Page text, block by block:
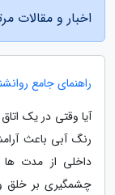
اخبار و مقالات
راهنمای جامع
آیا وقتی در یک
رنگ آبی باعث
داخلی از مدت ها
چشمگیری بر خلق و